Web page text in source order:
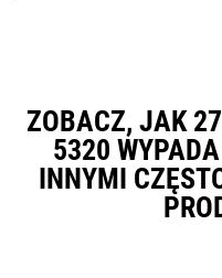
ZOBACZ, JAK
5320
INNYMI